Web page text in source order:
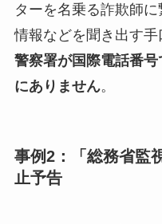
ターを名乗る詐欺師
情報などを聞き出す手
警察署が国際電話番
にありません。
事例2：「総務省監
止予告